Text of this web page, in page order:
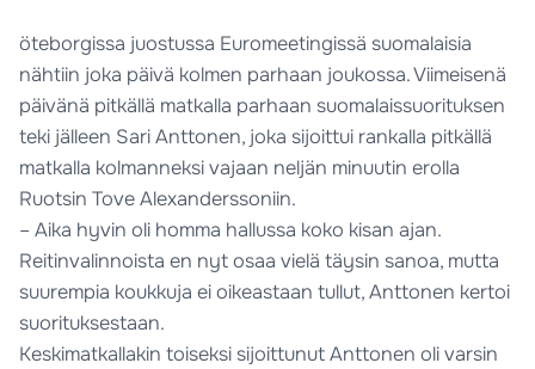
öteborgissa juostussa Euromeetingissä suomalaisia
nähtiin joka päivä kolmen parhaan joukossa. Viimeisenä
päivänä pitkällä matkalla parhaan suomalaissuorituksen
teki jälleen Sari Anttonen, joka sijoittui rankalla pitkällä
matkalla kolmanneksi vajaan neljän minuutin erolla
Ruotsin Tove Alexanderssoniin.
– Aika hyvin oli homma hallussa koko kisan ajan.
Reitinvalinnoista en nyt osaa vielä täysin sanoa, mutta
suurempia koukkuja ei oikeastaan tullut, Anttonen kertoi
suorituksestaan.
Keskimatkallakin toiseksi sijoittunut Anttonen oli varsin